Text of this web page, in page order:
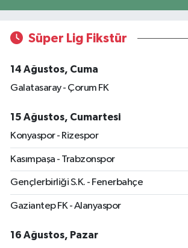
Süper Lig Fikstür
14 Ağustos, Cuma
Galatasaray - Çorum FK
15 Ağustos, Cumartesi
Konyaspor - Rizespor
Kasımpaşa - Trabzonspor
Gençlerbirliği S.K. - Fenerbahçe
Gaziantep FK - Alanyaspor
16 Ağustos, Pazar